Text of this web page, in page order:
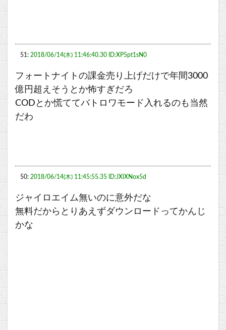
51: 2018/06/14(木) 11:46:40.30 ID:XP5pt1sN0
フォートナイトの課金売り上げだけで年間3000
億円超えそうとか怖すぎだろ
CODとか慌ててバトロワモード入れるのも当然
だわ
50: 2018/06/14(木) 11:45:55.35 ID:JXlXNox5d
ジャイロエイム無いのに意外だな
無料だからとりあえずダウンロードってかんじ
かな